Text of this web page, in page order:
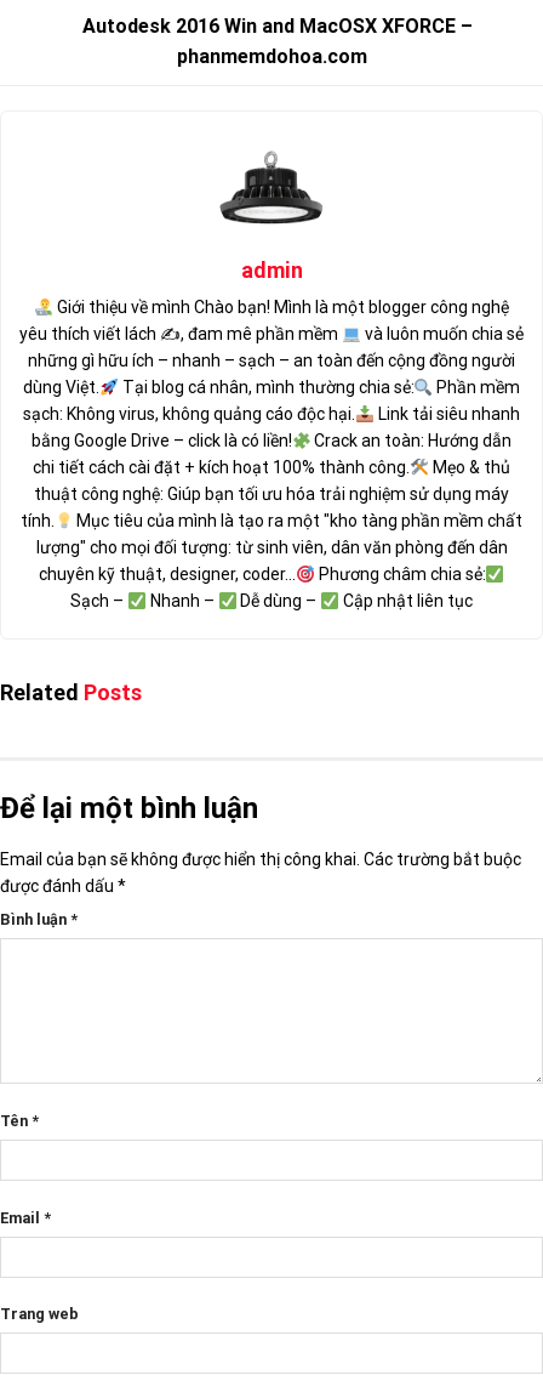
Autodesk 2016 Win and MacOSX XFORCE –
phanmemdohoa.com
admin
Giới thiệu về mình Chào bạn! Mình là một blogger công nghệ
yêu thích viết lách ✍, đam mê phần mềm
và luôn muốn chia sẻ
những gì hữu ích – nhanh – sạch – an toàn đến cộng đồng người
dùng Việt.
Tại blog cá nhân, mình thường chia sẻ:
Phần mềm
sạch: Không virus, không quảng cáo độc hại.
Link tải siêu nhanh
bằng Google Drive – click là có liền!
Crack an toàn: Hướng dẫn
chi tiết cách cài đặt + kích hoạt 100% thành công.
Mẹo & thủ
thuật công nghệ: Giúp bạn tối ưu hóa trải nghiệm sử dụng máy
tính.
Mục tiêu của mình là tạo ra một "kho tàng phần mềm chất
lượng" cho mọi đối tượng: từ sinh viên, dân văn phòng đến dân
chuyên kỹ thuật, designer, coder...
Phương châm chia sẻ:
Sạch –
Nhanh – Dễ dùng – Cập nhật liên tục
Related Posts
Để lại một bình luận
Email của bạn sẽ không được hiển thị công khai. Các trường bắt buộc
được đánh dấu *
Bình luận *
Tên *
Email *
Trang web